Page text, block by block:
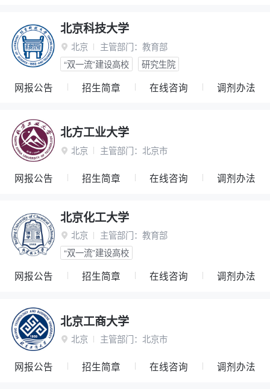
北京科技大学
 北京 主管部门： 教育部
“双一流”建设高校
研究生院
网报公告 招生简章 在线咨询 调剂办法
北方工业大学
 北京 主管部门： 北京市
网报公告 招生简章 在线咨询 调剂办法
北京化工大学
 北京 主管部门： 教育部
“双一流”建设高校
网报公告 招生简章 在线咨询 调剂办法
北京工商大学
 北京 主管部门： 北京市
网报公告 招生简章 在线咨询 调剂办法